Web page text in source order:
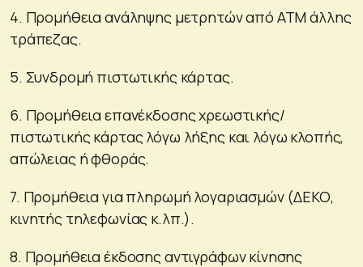
4. Προμήθεια ανάληψης μετρητών από ΑΤΜ άλλης
τράπεζας.
5. Συνδρομή πιστωτικής κάρτας.
6. Προμήθεια επανέκδοσης χρεωστικής/
πιστωτικής κάρτας λόγω λήξης και λόγω κλοπής,
απώλειας ή φθοράς.
7. Προμήθεια για πληρωμή λογαριασμών (ΔΕΚΟ,
κινητής τηλεφωνίας κ.λπ.).
8. Προμήθεια έκδοσης αντιγράφων κίνησης